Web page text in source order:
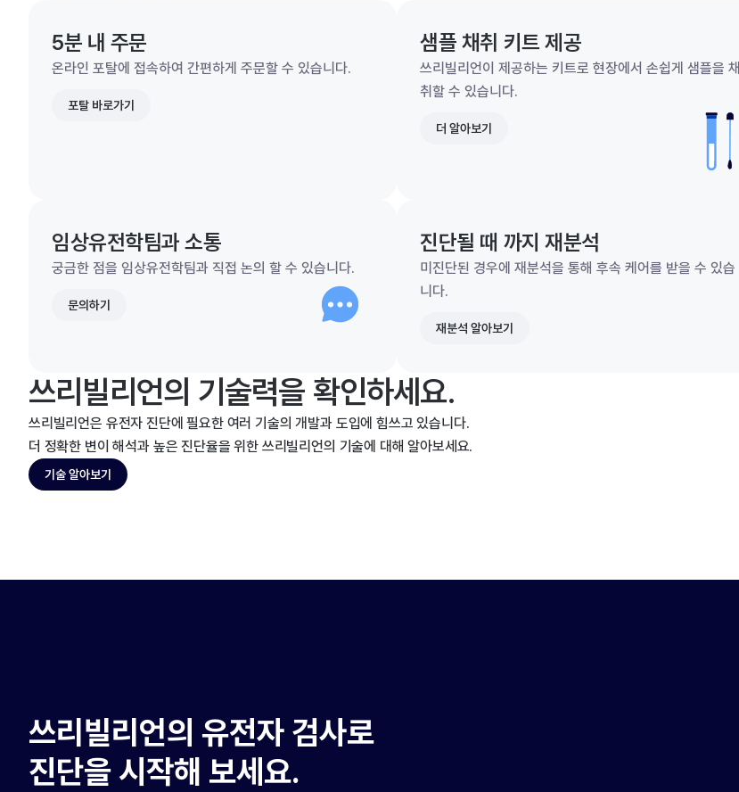
5분 내 주문
온라인 포탈에 접속하여 간편하게 주문할 수 있습니다.
포탈 바로가기
샘플 채취 키트 제공
쓰리빌리언이 제공하는 키트로 현장에서 손쉽게 샘플을 채
취할 수 있습니다.
더 알아보기
임상유전학팀과 소통
궁금한 점을 임상유전학팀과 직접 논의 할 수 있습니다.
문의하기
진단될 때 까지 재분석
미진단된 경우에 재분석을 통해 후속 케어를 받을 수 있습
니다.
재분석 알아보기
쓰리빌리언의 기술력을 확인하세요.
쓰리빌리언은 유전자 진단에 필요한 여러 기술의 개발과 도입에 힘쓰고 있습니다.
더 정확한 변이 해석과 높은 진단율을 위한 쓰리빌리언의 기술에 대해 알아보세요.
기술 알아보기
쓰리빌리언의 유전자 검사로
진단을 시작해 보세요.